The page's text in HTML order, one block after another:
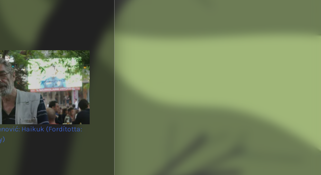
Haikuk (Fordította: